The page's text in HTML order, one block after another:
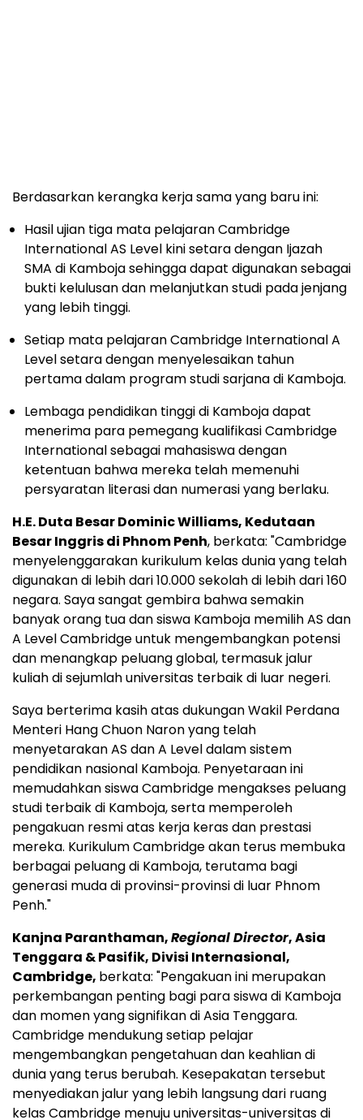
Berdasarkan kerangka kerja sama yang baru ini:
Hasil ujian tiga mata pelajaran Cambridge
International AS Level kini setara dengan Ijazah
SMA di Kamboja sehingga dapat digunakan sebagai
bukti kelulusan dan melanjutkan studi pada jenjang
yang lebih tinggi.
Setiap mata pelajaran Cambridge International A
Level setara dengan menyelesaikan tahun
pertama dalam program studi sarjana di Kamboja.
Lembaga pendidikan tinggi di Kamboja dapat
menerima para pemegang kualifikasi Cambridge
International sebagai mahasiswa dengan
ketentuan bahwa mereka telah memenuhi
persyaratan literasi dan numerasi yang berlaku.
H.E.Duta Besar Dominic Williams, Kedutaan
Besar Inggris di Phnom Penh, berkata: "Cambridge
menyelenggarakan kurikulum kelas dunia yang telah
digunakan di lebih dari 10.000 sekolah di lebih dari 160
negara. Saya sangat gembira bahwa semakin
banyak orang tua dan siswa Kamboja memilih AS dan
A Level Cambridge untuk mengembangkan potensi
dan menangkap peluang global, termasuk jalur
kuliah di sejumlah universitas terbaik di luar negeri.
Saya berterima kasih atas dukungan Wakil Perdana
Menteri Hang Chuon Naron yang telah
menyetarakan AS dan A Level dalam sistem
pendidikan nasional Kamboja. Penyetaraan ini
memudahkan siswaCambridge mengakses peluang
studi terbaik di Kamboja, serta memperoleh
pengakuan resmi atas kerja keras dan prestasi
mereka. Kurikulum Cambridge akan terus membuka
berbagai peluang di Kamboja, terutama bagi
generasi muda di provinsi-provinsi di luar Phnom
Penh."
Kanjna Paranthaman,Regional Director,Asia
Tenggara & Pasifik, Divisi Internasional,
Cambridge, berkata: "Pengakuan ini merupakan
perkembangan penting bagi para siswa di Kamboja
dan momen yang signifikan diAsia Tenggara.
Cambridge mendukung setiap pelajar
mengembangkan pengetahuan dan keahlian di
dunia yang terus berubah. Kesepakatan tersebut
menyediakan jalur yang lebih langsung dari ruang
kelasCambridge menuju universitas-universitas di